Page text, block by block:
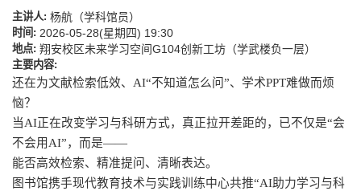
主讲人: 杨航（学科馆员）
时间: 2026-05-28(星期四) 19:30
地点: 翔安校区未来学习空间G104创新工坊（学武楼负一层）
主要内容:
还在为文献检索低效、AI“不知道怎么问”、学术PPT难做而烦
恼？
当AI正在改变学习与科研方式，真正拉开差距的，已不仅是“会
不会用AI”，而是——
能否高效检索、精准提问、清晰表达。
图书馆携手现代教育技术与实践训练中心共推“AI助力学习与科